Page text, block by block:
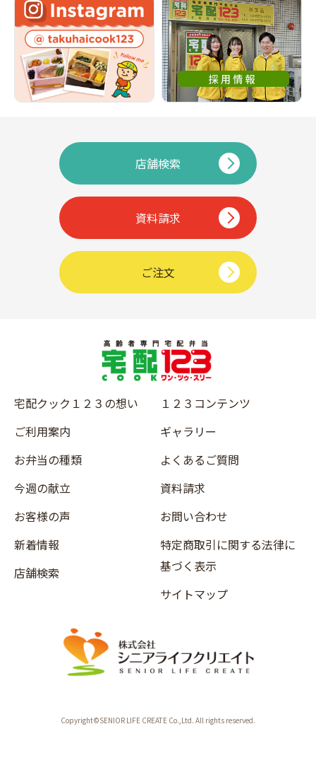
店舗検索
資料請求
ご注文
宅配クック１２３の想い
ご利用案内
お弁当の種類
今週の献立
お客様の声
新着情報
店舗検索
１２３コンテンツ
ギャラリー
よくあるご質問
資料請求
お問い合わせ
特定商取引に関する法律に
基づく表示
サイトマップ
Copyright©SENIOR LIFE CREATE Co.,Ltd. All rights reserved.